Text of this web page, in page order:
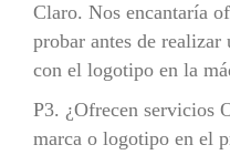
Claro. Nos encantaría
probar antes de
con el logotipo en la
P3. ¿Ofrecen servicios
marca o logotipo en el